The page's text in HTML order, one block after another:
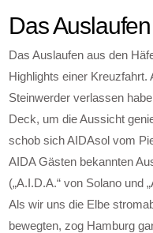
Das
Das Auslaufen aus den
Highlights einer
Steinwerder verlassen
Deck, um die Aussicht
schob sich AIDAsol vom
AIDA Gästen bekannten
(„A.I.D.A.“ von Solano und
Als wir uns die Elbe
bewegten, zog Hamburg